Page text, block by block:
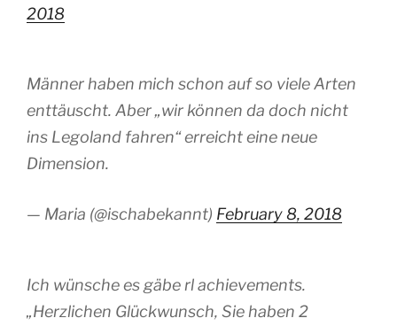
2018
Männer haben mich schon auf so viele Arten
enttäuscht. Aber „wir können da doch nicht
ins Legoland fahren“ erreicht eine neue
Dimension.
— Maria (@ischabekannt) February 8, 2018
Ich wünsche es gäbe rl achievements.
„Herzlichen Glückwunsch, Sie haben 2